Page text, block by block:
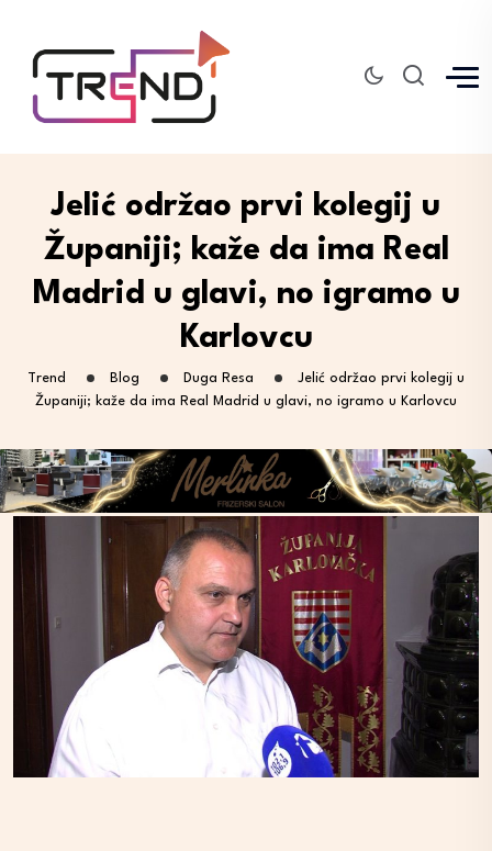
Jelić održao prvi kolegij u
Županiji; kaže da ima Real
Madrid u glavi, no igramo u
Karlovcu
Trend Blog Duga Resa
Jelić održao prvi kolegij u
Županiji; kaže da ima Real Madrid u glavi, no igramo u Karlovcu